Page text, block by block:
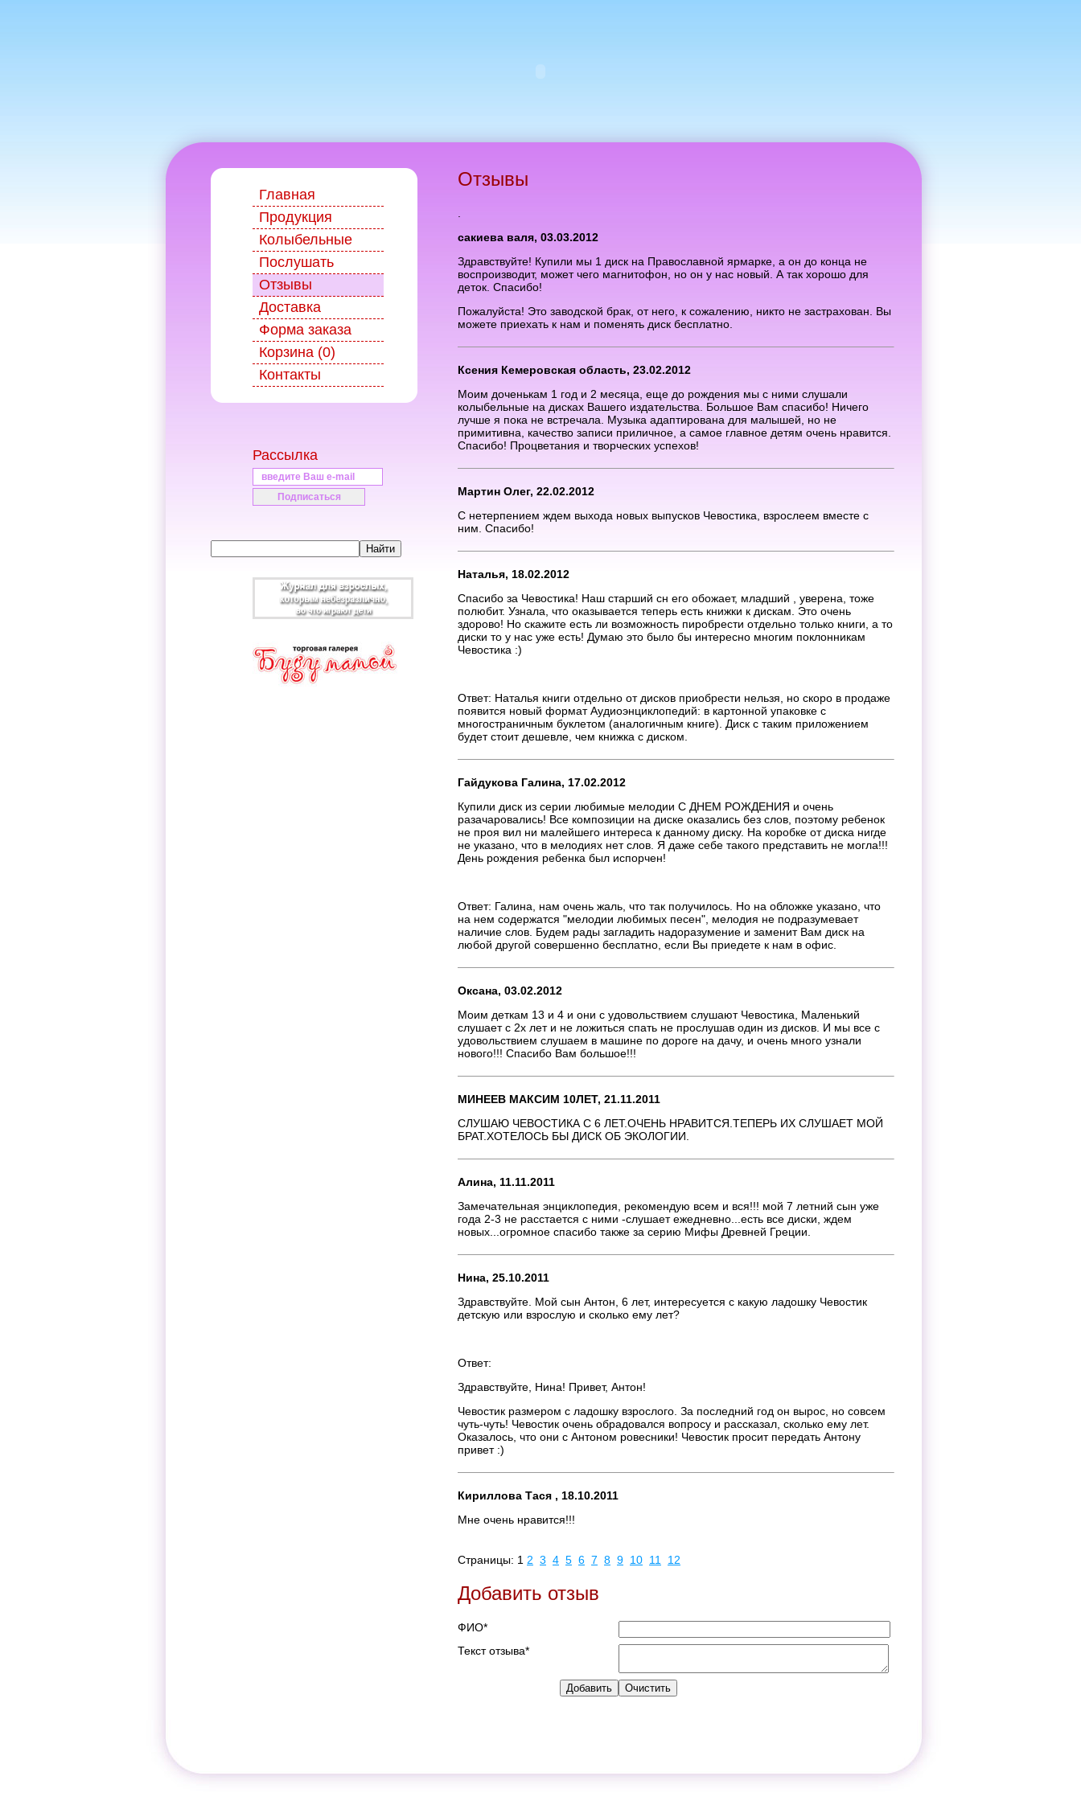
Главная
Продукция
Колыбельные
Послушать
Отзывы
Доставка
Форма заказа
Корзина (0)
Контакты
Рассылка
Отзывы
сакиева валя, 03.03.2012
Здравствуйте! Купили мы 1 диск на Православной ярмарке, а он до конца не
воспроизводит, может чего магнитофон, но он у нас новый. А так хорошо для
деток. Спасибо!
Пожалуйста! Это заводской брак, от него, к сожалению, никто не застрахован. Вы
можете приехать к нам и поменять диск бесплатно.
Ксения Кемеровская область, 23.02.2012
Моим доченькам 1 год и 2 месяца, еще до рождения мы с ними слушали
колыбельные на дисках Вашего издательства. Большое Вам спасибо! Ничего
лучше я пока не встречала. Музыка адаптирована для малышей, но не
примитивна, качество записи приличное, а самое главное детям очень нравится.
Спасибо! Процветания и творческих успехов!
Мартин Олег, 22.02.2012
С нетерпением ждем выхода новых выпусков Чевостика, взрослеем вместе с
ним. Спасибо!
Наталья, 18.02.2012
Спасибо за Чевостика! Наш старший сн его обожает, младший , уверена, тоже
полюбит. Узнала, что оказывается теперь есть книжки к дискам. Это очень
здорово! Но скажите есть ли возможность пиробрести отдельно только книги, а то
диски то у нас уже есть! Думаю это было бы интересно многим поклонникам
Чевостика :)
Ответ: Наталья книги отдельно от дисков приобрести нельзя, но скоро в продаже
появится новый формат Аудиоэнциклопедий: в картонной упаковке с
многостраничным буклетом (аналогичным книге). Диск с таким приложением
будет стоит дешевле, чем книжка с диском.
Гайдукова Галина, 17.02.2012
Купили диск из серии любимые мелодии С ДНЕМ РОЖДЕНИЯ и очень
разачаровались! Все композиции на диске оказались без слов, поэтому ребенок
не проя вил ни малейшего интереса к данному диску. На коробке от диска нигде
не указано, что в мелодиях нет слов. Я даже себе такого представить не могла!!!
День рождения ребенка был испорчен!
Ответ: Галина, нам очень жаль, что так получилось. Но на обложке указано, что
на нем содержатся "мелодии любимых песен", мелодия не подразумевает
наличие слов. Будем рады загладить надоразумение и заменит Вам диск на
любой другой совершенно бесплатно, если Вы приедете к нам в офис.
Оксана, 03.02.2012
Моим деткам 13 и 4 и они с удовольствием слушают Чевостика, Маленький
слушает с 2х лет и не ложиться спать не прослушав один из дисков. И мы все с
удовольствием слушаем в машине по дороге на дачу, и очень много узнали
нового!!! Спасибо Вам большое!!!
МИНЕЕВ МАКСИМ 10ЛЕТ, 21.11.2011
СЛУШАЮ ЧЕВОСТИКА С 6 ЛЕТ.ОЧЕНЬ НРАВИТСЯ.ТЕПЕРЬ ИХ СЛУШАЕТ МОЙ
БРАТ.ХОТЕЛОСЬ БЫ ДИСК ОБ ЭКОЛОГИИ.
Алина, 11.11.2011
Замечательная энциклопедия, рекомендую всем и вся!!! мой 7 летний сын уже
года 2-3 не расстается с ними -слушает ежедневно...есть все диски, ждем
новых...огромное спасибо также за серию Мифы Древней Греции.
Нина, 25.10.2011
Здравствуйте. Мой сын Антон, 6 лет, интересуется с какую ладошку Чевостик
детскую или взрослую и сколько ему лет?
Ответ:
Здравствуйте, Нина! Привет, Антон!
Чевостик размером с ладошку взрослого. За последний год он вырос, но совсем
чуть-чуть! Чевостик очень обрадовался вопросу и рассказал, сколько ему лет.
Оказалось, что они с Антоном ровесники! Чевостик просит передать Антону
привет :)
Кириллова Тася , 18.10.2011
Мне очень нравится!!!
Страницы: 1 2 3 4 5 6 7 8 9 10 11 12
Добавить отзыв
ФИО*
Текст отзыва*